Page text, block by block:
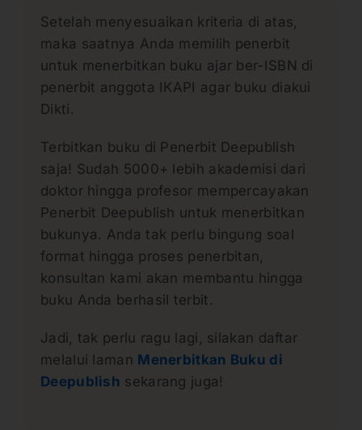
Setelah menyesuaikan kriteria di atas,
maka saatnya Anda memilih penerbit
untuk menerbitkan buku ajar ber-ISBN di
penerbit anggota IKAPI agar buku diakui
Dikti.
Terbitkan buku di Penerbit Deepublish
saja! Sudah 5000+ lebih akademisi dari
doktor hingga profesor mempercayakan
Penerbit Deepublish untuk menerbitkan
bukunya. Anda tak perlu bingung soal
format hingga proses penerbitan,
konsultan kami akan membantu hingga
buku Anda berhasil terbit.
Jadi, tak perlu ragu lagi, silakan daftar
melalui laman Menerbitkan Buku di
Deepublish sekarang juga!